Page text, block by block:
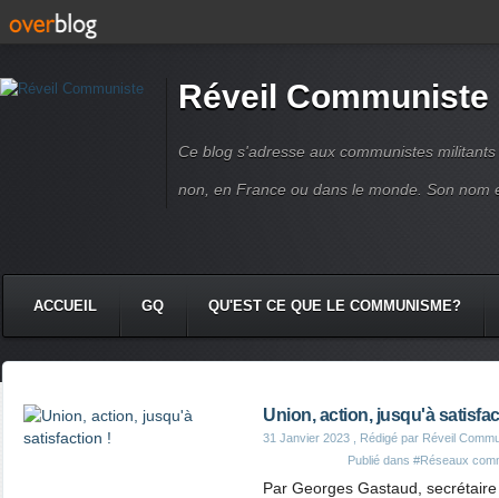
Réveil Communiste
Ce blog s'adresse aux communistes
non, en France ou dans le monde. Son nom
ACCUEIL GQ QU'EST CE QUE LE COMMUNISME?
Union, action, jusqu'à
31 Janvier 2023 , Rédigé par Réveil
Publié dans #Réseaux
Par Georges Gastaud,